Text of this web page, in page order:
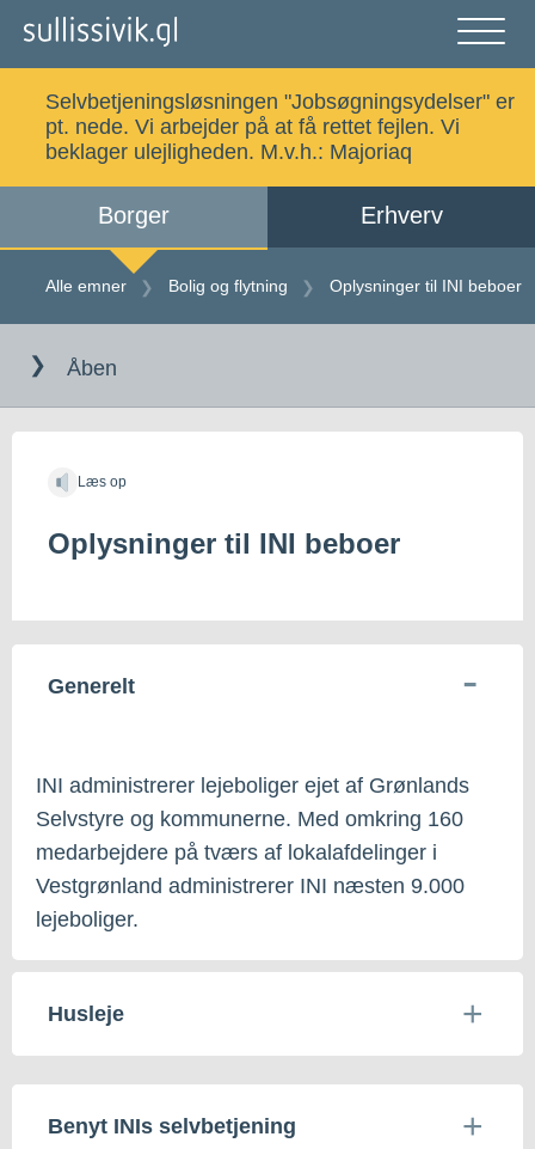
luk
Alle emner Selvbetjening
Kalaallisut
Selvbetjeningsløsningen "Jobsøgningsydelser" er
pt. nede. Vi arbejder på at få rettet fejlen. Vi
beklager ulejligheden. M.v.h.: Majoriaq
Borger Erhverv
Alle emner Bolig og flytning Oplysninger til INI beboer
indholdet
Åben
Læs op
Oplysninger til INI beboer
Generelt
INI administrerer lejeboliger ejet af Grønlands
Selvstyre og kommunerne. Med omkring 160
medarbejdere på tværs af lokalafdelinger i
Vestgrønland administrerer INI næsten 9.000
lejeboliger.
Husleje
Benyt INIs selvbetjening